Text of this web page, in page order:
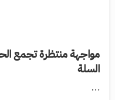
مواجهة منتظرة تجمع
السلة
…